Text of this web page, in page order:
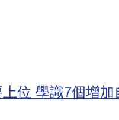
位 學識7個增加